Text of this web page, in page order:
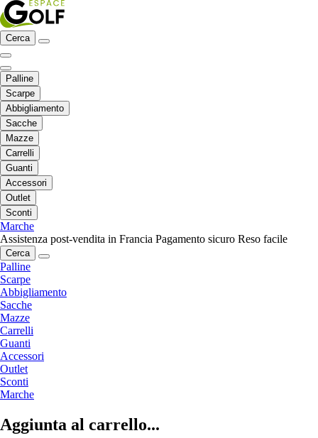
Cerca
Palline
Scarpe
Abbigliamento
Sacche
Mazze
Carrelli
Guanti
Accessori
Outlet
Sconti
Marche
Assistenza post-vendita in Francia Pagamento sicuro Reso facile
Cerca
Palline
Scarpe
Abbigliamento
Sacche
Mazze
Carrelli
Guanti
Accessori
Outlet
Sconti
Marche
Aggiunta al carrello...